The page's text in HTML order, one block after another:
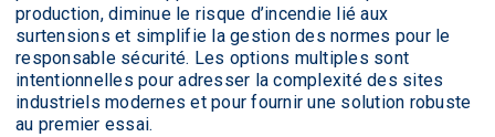
production, diminue le risque d’incendie lié aux
surtensions et simplifie la gestion des normes pour le
responsable sécurité. Les options multiples sont
intentionnelles pour adresser la complexité des sites
industriels modernes et pour fournir une solution robuste
au premier essai.